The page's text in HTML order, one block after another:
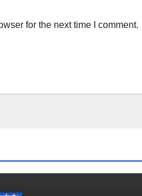
for the next time I comment.